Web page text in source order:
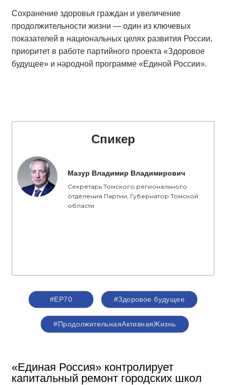
Сохранение здоровья граждан и увеличение
продолжительности жизни — один из ключевых
показателей в национальных целях развития России,
приоритет в работе партийного проекта «Здоровое
будущее» и народной программе «Единой России».
Спикер
Мазур Владимир Владимирович
Секретарь Томского регионального
отделения Партии, Губернатор Томской
области
#ЕР70 #Здоровое будущее
#ПродолжительнаяАктивнаяЖизнь
«Единая Россия» контролирует
капитальный ремонт городских школ